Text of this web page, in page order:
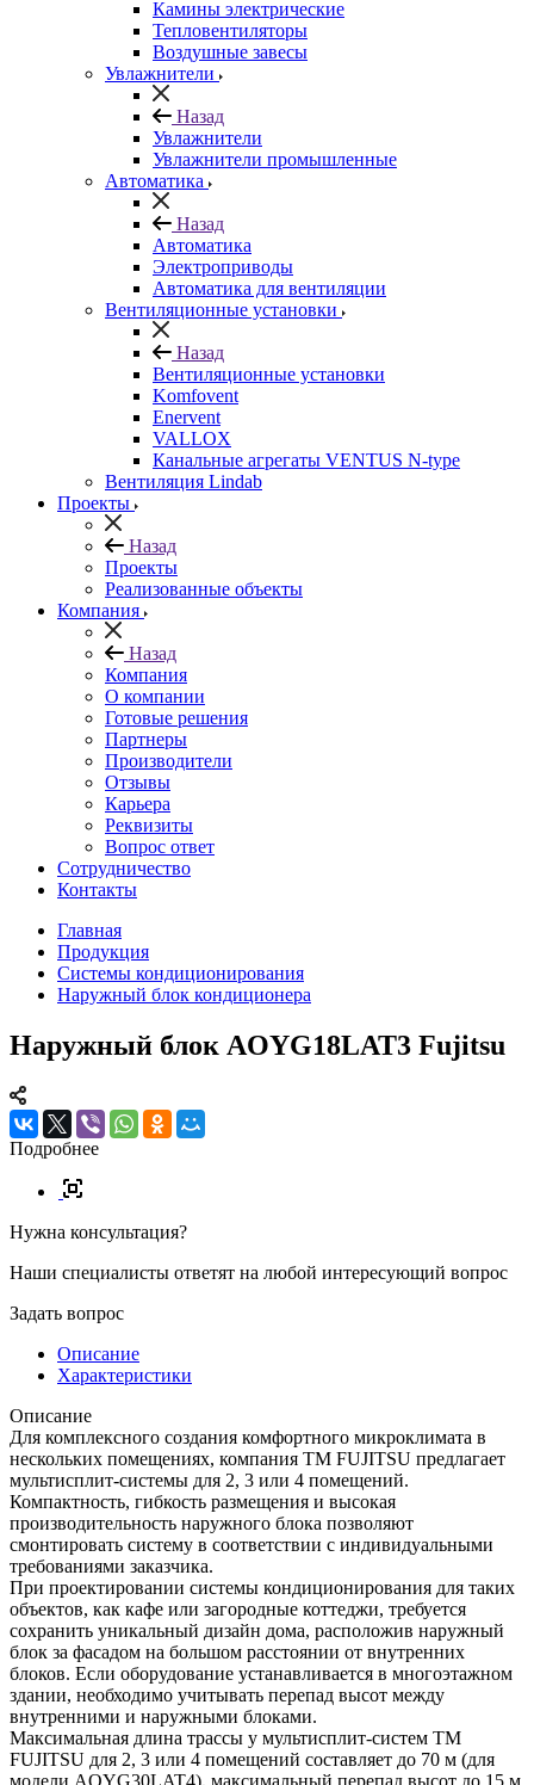
Камины электрические
Тепловентиляторы
Воздушные завесы
Увлажнители
Назад
Увлажнители
Увлажнители промышленные
Автоматика
Назад
Автоматика
Электроприводы
Автоматика для вентиляции
Вентиляционные установки
Назад
Вентиляционные установки
Komfovent
Enervent
VALLOX
Канальные агрегаты VENTUS N-type
Вентиляция Lindab
Проекты
Назад
Проекты
Реализованные объекты
Компания
Назад
Компания
О компании
Готовые решения
Партнеры
Производители
Отзывы
Карьера
Реквизиты
Вопрос ответ
Сотрудничество
Контакты
Главная
Продукция
Системы кондиционирования
Наружный блок кондиционера
Наружный блок AOYG18LAT3 Fujitsu
Подробнее
Нужна консультация?
Наши специалисты ответят на любой интересующий вопрос
Задать вопрос
Описание
Характеристики
Описание
Для комплексного создания комфортного микроклимата в
нескольких помещениях, компания ТМ FUJITSU предлагает
мультисплит-системы для 2, 3 или 4 помещений.
Компактность, гибкость размещения и высокая
производительность наружного блока позволяют
смонтировать систему в соответствии с индивидуальными
требованиями заказчика.
При проектировании системы кондиционирования для таких
объектов, как кафе или загородные коттеджи, требуется
сохранить уникальный дизайн дома, расположив наружный
блок за фасадом на большом расстоянии от внутренних
блоков. Если оборудование устанавливается в многоэтажном
здании, необходимо учитывать перепад высот между
внутренними и наружными блоками.
Максимальная длина трассы у мультисплит-систем ТМ
FUJITSU для 2, 3 или 4 помещений составляет до 70 м (для
модели AOYG30LAT4), максимальный перепад высот до 15 м